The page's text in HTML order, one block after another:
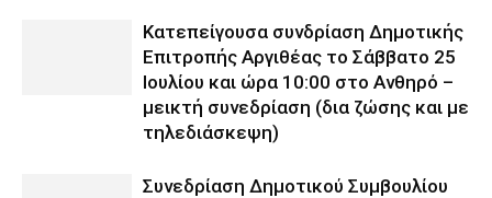
Κατεπείγουσα συνδρίαση Δημοτικής
Επιτροπής Αργιθέας το Σάββατο 25
Ιουλίου και ώρα 10:00 στο Ανθηρό –
μεικτή συνεδρίαση (δια ζώσης και με
τηλεδιάσκεψη)
Συνεδρίαση Δημοτικού Συμβουλίου